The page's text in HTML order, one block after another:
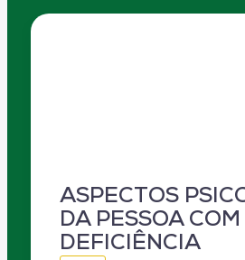
ASPECTOS
DA PESSOA COM
DEFICIÊNCIA